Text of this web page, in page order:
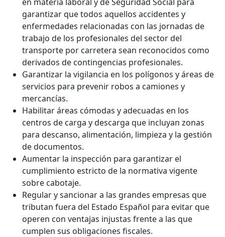
garantizar que todos aquellos accidentes y
enfermedades relacionadas con las jornadas de
trabajo de los profesionales del sector del
transporte por carretera sean reconocidos como
derivados de contingencias profesionales.
Garantizar la vigilancia en los polígonos y áreas de
servicios para prevenir robos a camiones y
mercancías.
Habilitar áreas cómodas y adecuadas en los
centros de carga y descarga que incluyan zonas
para descanso, alimentación, limpieza y la gestión
de documentos.
Aumentar la inspección para garantizar el
cumplimiento estricto de la normativa vigente
sobre cabotaje.
Regular y sancionar a las grandes empresas que
tributan fuera del Estado Español para evitar que
operen con ventajas injustas frente a las que
cumplen sus obligaciones fiscales.